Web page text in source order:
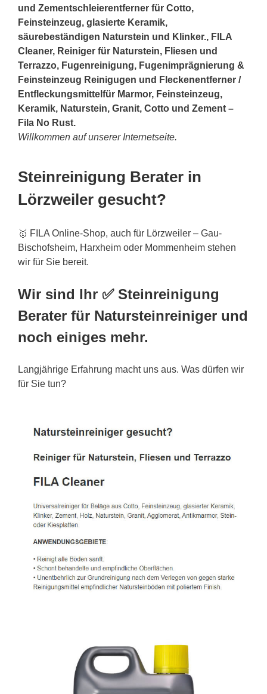
und Zementschleierentferner für Cotto,
Feinsteinzeug, glasierte Keramik,
säurebeständigen Naturstein und Klinker., FILA
Cleaner, Reiniger für Naturstein, Fliesen und
Terrazzo, Fugenreinigung, Fugenimprägnierung &
Feinsteinzeug Reinigugen und Fleckenentferner /
Entfleckungsmittelfür Marmor, Feinsteinzeug,
Keramik, Naturstein, Granit, Cotto und Zement –
Fila No Rust.
Willkommen auf unserer Internetseite.
Steinreinigung Berater in
Lörzweiler gesucht?
🥇 FILA Online-Shop, auch für Lörzweiler – Gau-
Bischofsheim, Harxheim oder Mommenheim stehen
wir für Sie bereit.
Wir sind Ihr ✅ Steinreinigung
Berater für Natursteinreiniger und
noch einiges mehr.
Langjährige Erfahrung macht uns aus. Was dürfen wir
für Sie tun?